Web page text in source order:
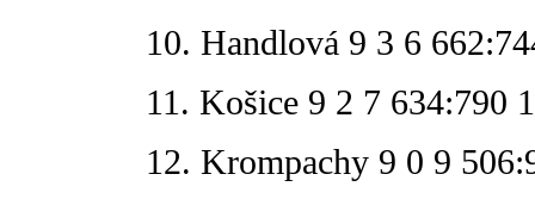
10. Handlová 9 3 6
11. Košice 9 2 7 634:790
12. Krompachy 9 0 9